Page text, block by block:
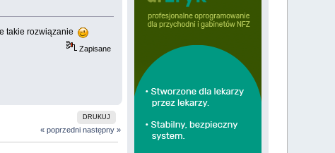
takie rozwiązanie
Zapisane
DRUKUJ
« poprzedni następny »